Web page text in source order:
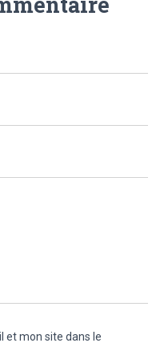
et mon site dans le